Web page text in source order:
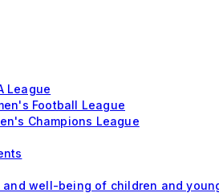
League
Football League
Champions League
and well-being of children and